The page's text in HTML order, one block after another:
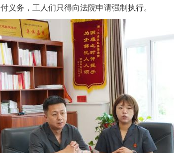
义务，工人们只得向法院申请强制执行。